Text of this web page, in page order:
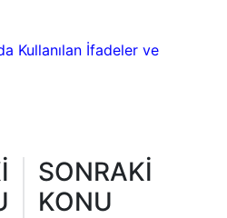
Kullanılan İfadeler ve
SONRAKİ
KONU